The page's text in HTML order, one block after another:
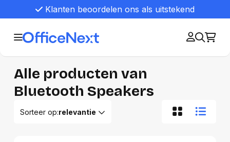
Klanten beoordelen ons als uitstekend
Alle producten van
Bluetooth Speakers
Sorteer op:relevantie